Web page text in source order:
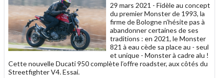
29 mars 2021 - Fidèle au concept
du premier Monster de 1993, la
firme de Bologne n’hésite pas à
abandonner certaines de ses
traditions : en 2021, le Monster
821 à eau cède sa place au - seul
et unique - Monster à cadre alu !
Cette nouvelle Ducati 950 complète l’offre roadster, aux côtés du
Streetfighter V4. Essai.